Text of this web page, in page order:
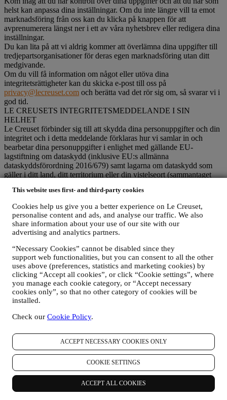
This website uses first- and third-party cookies
Cookies help us give you a better experience on Le Creuset,
personalise content and ads, and analyse our traffic. We also
share information about your use of our site with our
advertising and analytics partners.
“Necessary Cookies” cannot be disabled since they
support web functionalities, but you can consent to all the other
uses above (preferences, statistics and marketing cookies) by
clicking “Accept all cookies”, or click “Cookie settings”, where
you manage each cookie category, or “Accept necessary
cookies only”, so that no other category of cookies will be
installed.
Check our Cookie Policy.
ACCEPT NECESSARY COOKIES ONLY
COOKIE SETTINGS
ACCEPT ALL COOKIES
helst kan anpassa dina inställningar. Om du inte längre vill ta emot
marknadsföring från oss kan du klicka på knappen för att
avprenumerera längst ner i ett av våra nyhetsbrev eller redigera dina
inställningar.
Du kan lita på att vi aldrig kommer att överlämna dina uppgifter till
tredjepartsorganisationer för deras egen marknadsföring utan ditt
medgivande.
Om du vill få information om något eller utöva dina
integritetsrättigheter kan du skicka e-post till oss på
privacy@lecreuset.com och berätta vad det rör sig om, så svarar vi i
god tid.
LE CREUSETS INTEGRITETSMEDDELANDE I SIN
HELHET
Le Creuset förbinder sig till att skydda dina personuppgifter och din
integritet och i detta meddelande förklaras hur vi samlar in och
bearbetar dina personuppgifter i enlighet med gällande EU-
lagstiftning om dataskydd (inklusive EU:s allmänna
dataskyddsförordning 2016/679) samt lagarna om dataskydd som
gäller i ditt land, ditt territorium eller din vistelseort (sammantaget
1. När samlar vi in information om dig och vilken typ av information rör
Med ”personuppgifter” menas all information som är kopplad till dig
och som gör det möjligt för oss att identifiera dig antingen direkt
eller i kombination med annan information.
: Vi söker inte erhålla information från barn. Du måste ha fyllt
18 år för att kunna använda vår webbplats och våra tjänster.
Det kan hända att vi samlar in uppgifter från dig när du använder vår
webbplats (”webbplatsen”), skapar ett Le Creuset-konto, köper en
produkt från Le Creuset via webbplatsen eller i våra Le Creuset-
butiker (Sganture Boutique och Outlet butik) eller prenumererar på
vårt nyhetsbrev. Beroende på vad du begärt eller samtyckt till kan
personuppgifter avse:
förnamn, efternamn, e-postadress, födelsedatum och övriga
kunna skapa ett Le Creuset-konto eller göra köp som
webbplatsen eller i butik;
uppgifter om dina köp som exempelvis datum och klockslag
för köpet, leveransinformation, produkt- och
betalningsuppgifter, för att hantera dina beställningar;
data om din surfhistorik (t.ex. onlineidentifikatorer - såsom IP-